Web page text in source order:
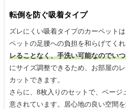
転倒を防ぐ吸着タイプ
ズレにくい吸着タイプのカーペット
ペットの足腰への負担を和らげてくれ
レることなく、手洗い可能なのでい
にサイズ調整できるため、お部屋の
カットできます。
さらに、8枚入りのセットで、ベージ
意されています。居心地の良い空間